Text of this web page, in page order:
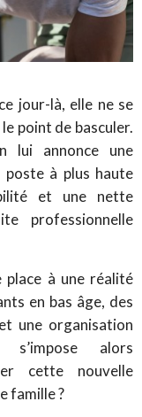
jour-là, elle ne se
point de basculer.
lui annonce une
à plus haute
et une nette
professionnelle
place à une réalité
en bas âge, des
une organisation
alors
cette nouvelle
famille ?